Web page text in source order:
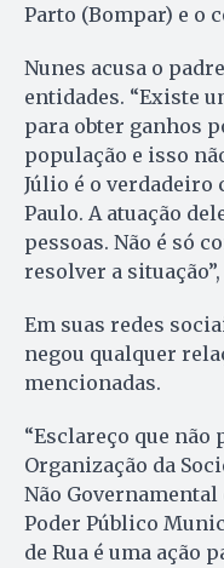
Parto (Bompar) e o
Nunes acusa o
entidades. “Existe
para obter ganhos
população e isso
Júlio é o verdadeiro
Paulo. A atuação
pessoas. Não é só
resolver a
Em suas redes
negou qualquer
mencionadas.
“Esclareço que não
Organização da
Não
Poder Público
de Rua é uma ação